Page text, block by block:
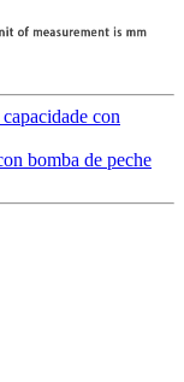
con
bomba de peche